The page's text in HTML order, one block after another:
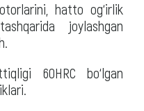
hatto og‘irlik
joylashgan
60HRC bo‘lgan